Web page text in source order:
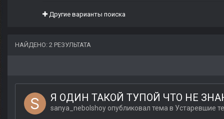
Другие варианты поиска
НАЙДЕНО: 2 РЕЗУЛЬТАТА
Я ОДИН ТАКОЙ ТУПОЙ ЧТО НЕ
sanya_nebolshoy опубликовал тема в Устаревшие